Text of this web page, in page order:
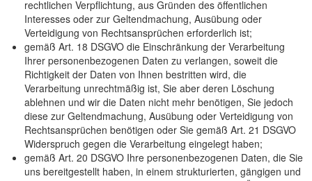
rechtlichen Verpflichtung, aus Gründen des öffentlichen
Interesses oder zur Geltendmachung, Ausübung oder
Verteidigung von Rechtsansprüchen erforderlich ist;
gemäß Art. 18 DSGVO die Einschränkung der Verarbeitung
Ihrer personenbezogenen Daten zu verlangen, soweit die
Richtigkeit der Daten von Ihnen bestritten wird, die
Verarbeitung unrechtmäßig ist, Sie aber deren Löschung
ablehnen und wir die Daten nicht mehr benötigen, Sie jedoch
diese zur Geltendmachung, Ausübung oder Verteidigung von
Rechtsansprüchen benötigen oder Sie gemäß Art. 21 DSGVO
Widerspruch gegen die Verarbeitung eingelegt haben;
gemäß Art. 20 DSGVO Ihre personenbezogenen Daten, die Sie
uns bereitgestellt haben, in einem strukturierten, gängigen und